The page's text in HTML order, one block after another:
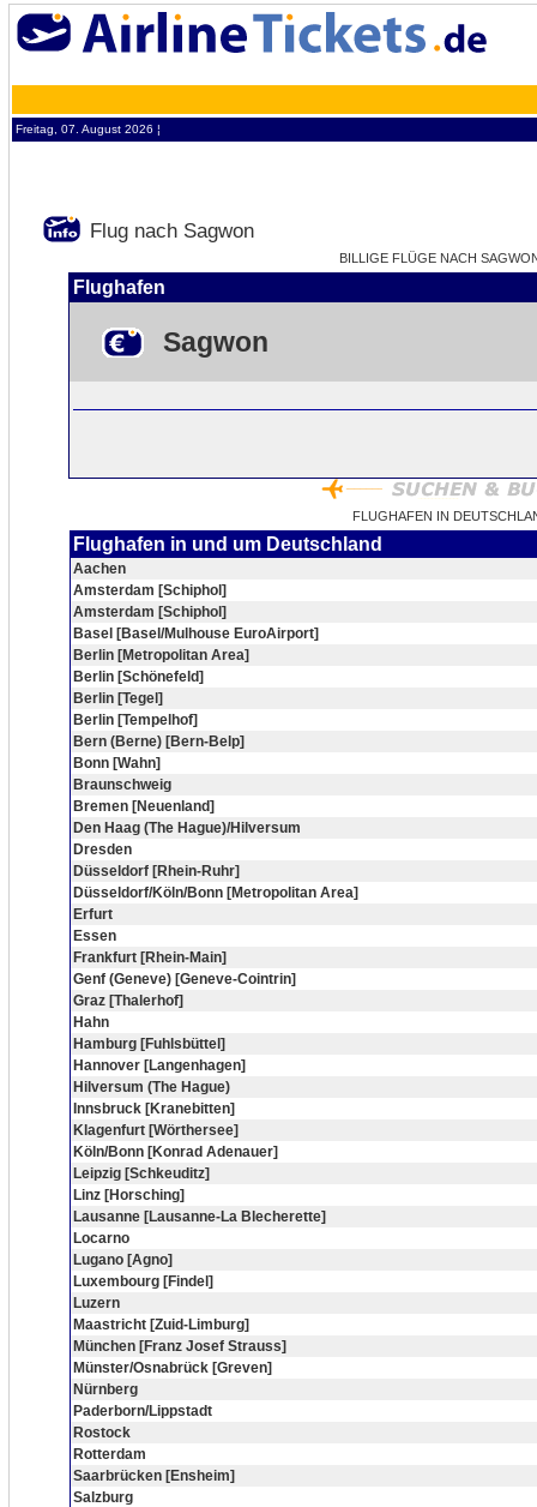
Freitag, 07. August 2026 ¦
Flug nach Sagwon
BILLIGE FLÜGE NACH
Flughafen
Sagwon
FLUGHAFEN IN
Flughafen in und um Deutschland
Aachen
Amsterdam [Schiphol]
Amsterdam [Schiphol]
Basel [Basel/Mulhouse EuroAirport]
Berlin [Metropolitan Area]
Berlin [Schönefeld]
Berlin [Tegel]
Berlin [Tempelhof]
Bern (Berne) [Bern-Belp]
Bonn [Wahn]
Braunschweig
Bremen [Neuenland]
Den Haag (The Hague)/Hilversum
Dresden
Düsseldorf [Rhein-Ruhr]
Düsseldorf/Köln/Bonn [Metropolitan Area]
Erfurt
Essen
Frankfurt [Rhein-Main]
Genf (Geneve) [Geneve-Cointrin]
Graz [Thalerhof]
Hahn
Hamburg [Fuhlsbüttel]
Hannover [Langenhagen]
Hilversum (The Hague)
Innsbruck [Kranebitten]
Klagenfurt [Wörthersee]
Köln/Bonn [Konrad Adenauer]
Leipzig [Schkeuditz]
Linz [Horsching]
Lausanne [Lausanne-La Blecherette]
Locarno
Lugano [Agno]
Luxembourg [Findel]
Luzern
Maastricht [Zuid-Limburg]
München [Franz Josef Strauss]
Münster/Osnabrück [Greven]
Nürnberg
Paderborn/Lippstadt
Rostock
Rotterdam
Saarbrücken [Ensheim]
Salzburg